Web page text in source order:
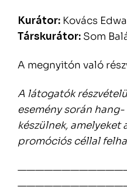
Kurátor: Kovács
Társkurátor: Som
A megnyitón való
A látogatók
esemény során
készülnek, amelyeket
promóciós céllal